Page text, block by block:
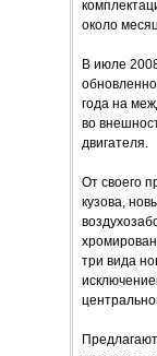
около
В июле
года на
во
двигателя.
От своего
кузова,
три вида